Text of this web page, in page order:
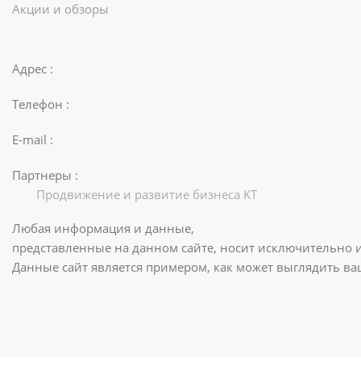
Акции и обзоры
Адрес :
Телефон :
E-mail :
Партнеры :
Продвижение и развитие бизнеса KT
Любая информация и данные,
представленные на данном сайте, носит
Данные сайт является примером, как может выглядить